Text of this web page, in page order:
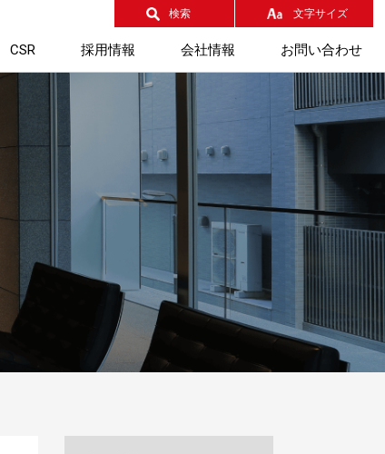
CSR 採用情報 会社情報 お問い合わせ
検索 文字サイズ